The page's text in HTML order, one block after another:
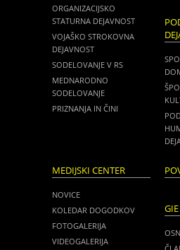
ORGANIZACIJSKO
STATURNA DEJAVNOST
VOJAŠKO STROKOVNA
DEJAVNOST
SODELOVANJE V RS
MEDNARODNO
SODELOVANJE
PRIZNANJA IN ČINI
MEDIJSKI CENTER
NOVICE
KOLEDAR DOGODKOV
FOTOGALERIJA
VIDEOGALERIJA
GIE